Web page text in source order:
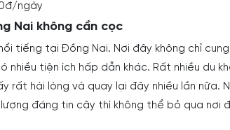
ngày
Nai không cần cọc
tiếng tại Đồng Nai. Nơi đây không chỉ
nhiều tiện ích hấp dẫn khác. Rất nhiều du
rất hài lòng và quay lại đây nhiều lần nữa.
đáng tin cậy thì không thể bỏ qua nơi